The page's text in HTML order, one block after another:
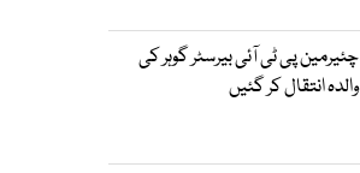
چئیرمین پی ٹی آئی بیرسٹر گوہر کی
والدہ انتقال کر گئیں